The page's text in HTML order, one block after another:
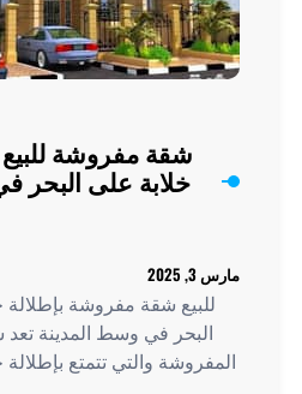
شقة مفروشة للبيع
خلابة على البحر
مارس 3, 2025
للبيع شقة مفروشة بإطلالة
البحر في وسط المدينة تعد شقق
المفروشة والتي تتمتع بإطلالة